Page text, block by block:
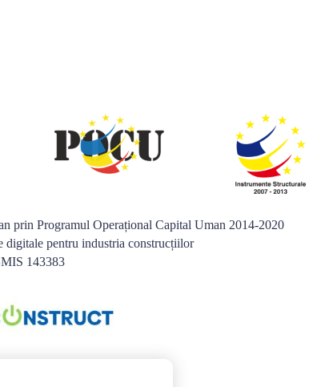
prin Programul Operațional Capital Uman 2014-2020
digitale pentru industria construcțiilor
143383